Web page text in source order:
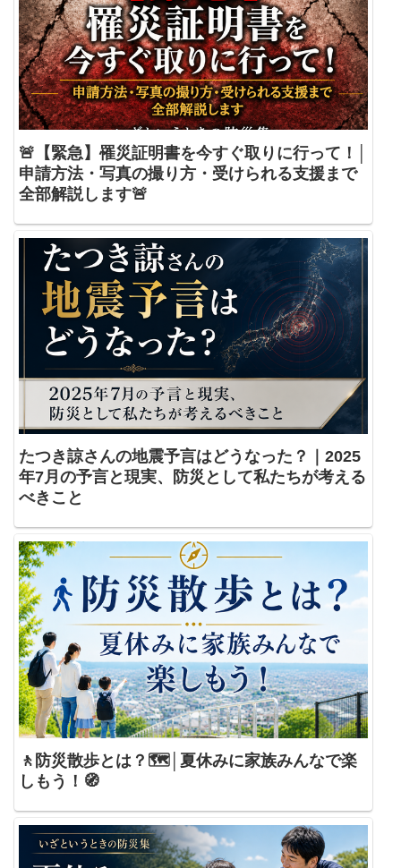
🚨【緊急】罹災証明書を今すぐ取りに行って！│
申請方法・写真の撮り方・受けられる支援まで
全部解説します🚨
たつき諒さんの地震予言はどうなった？｜2025
年7月の予言と現実、防災として私たちが考える
べきこと
🚶防災散歩とは？🗺️│夏休みに家族みんなで楽
しもう！🧭